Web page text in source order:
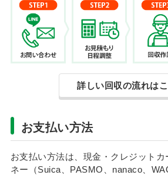
詳しい回収の流れは
お支払い方法
お支払い方法は、現金・クレジット
ネー（Suica、PASMO、nanaco、